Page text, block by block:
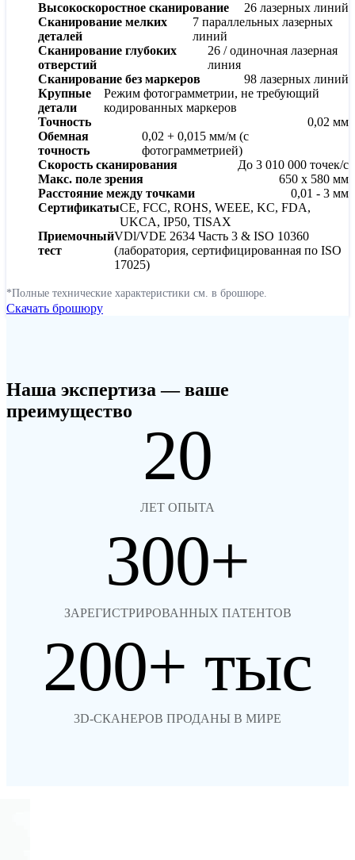
Высокоскоростное сканирование
26 лазерных линий
Cканирование мелких
деталей
7 параллельных лазерных
линий
Сканирование глубоких
отверстий
26 / одиночная лазерная
линия
Сканирование без маркеров
98 лазерных линий
Крупные
детали
Режим фотограмметрии, не требующий
кодированных маркеров
Точность
0,02 мм
Обемная
точность
0,02 + 0,015 мм/м (с
фотограмметрией)
Скорость сканирования
До 3 010 000 точек/с
Макс. поле зрения
650 x 580 мм
Расстояние между точками
0,01 - 3 мм
СертификатыCE, FCC, ROHS, WEEE, KC, FDA,
UKCA, IP50, TISAX
Приемочный
тест
VDl/VDE 2634 Часть 3 & ISO 10360
(лаборатория, сертифицированная по ISO
17025)
*Полные технические характеристики см. в брошюре.
Скачать брошюру
Наша экспертиза — ваше
преимущество
20
ЛЕТ ОПЫТА
300
ЗАРЕГИСТРИРОВАННЫХ ПАТЕНТОВ
200
3D-СКАНЕРОВ ПРОДАНЫ В МИРЕ